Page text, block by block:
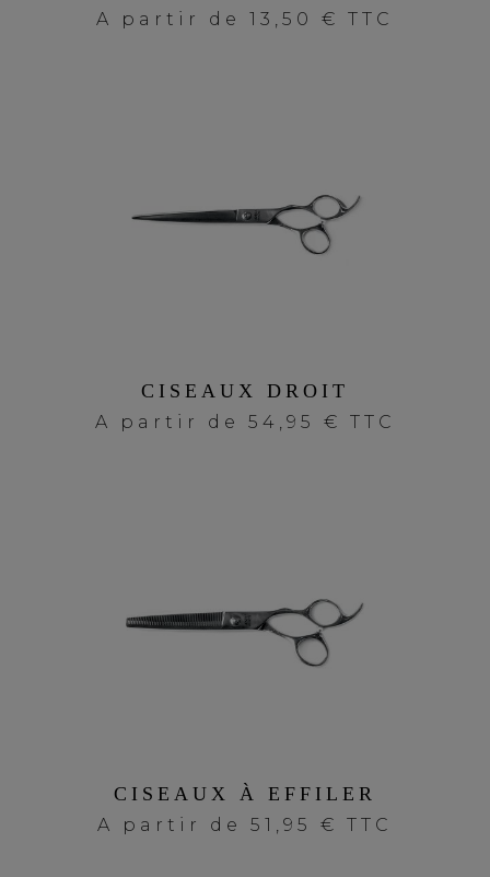
A partir de 13,50 € TTC
CISEAUX DROIT
A partir de 54,95 € TTC
CISEAUX À EFFILER
A partir de 51,95 € TTC